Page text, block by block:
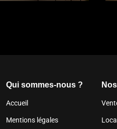
Qui sommes-nous ?
Accueil
Mentions légales